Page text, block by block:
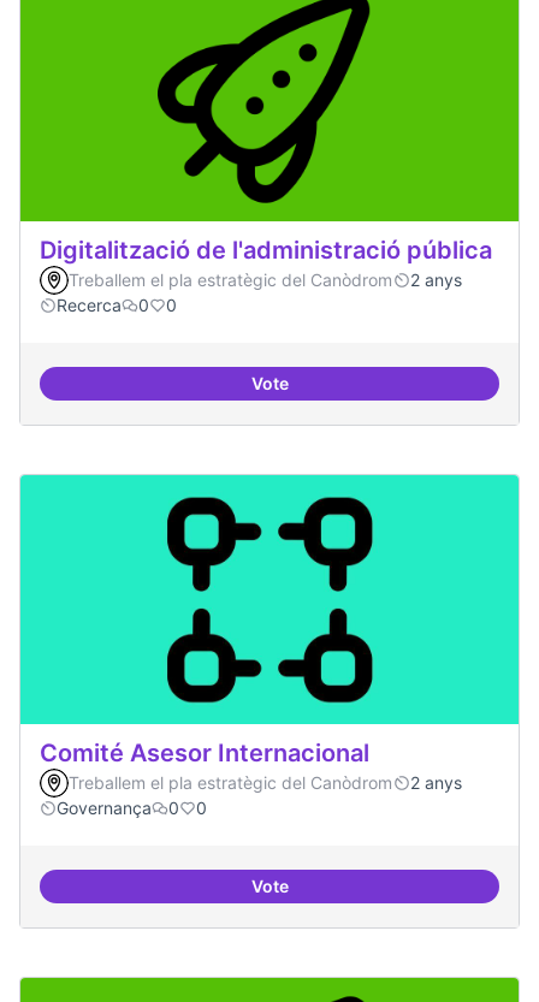
Digitalització de l'administració pública
Treballem el pla estratègic del Canòdrom
2 anys
Recerca
0 0
VoteDigitalització de l'administració
Comité Asesor Internacional
Treballem el pla estratègic del Canòdrom
2 anys
Governança
0 0
VoteComité Asesor Internacional